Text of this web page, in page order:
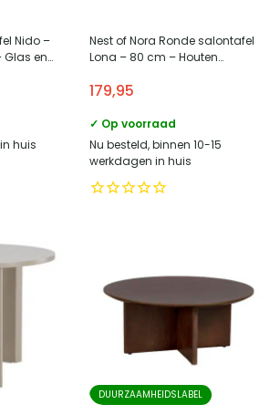
Nido –
Glas en
huis
Nest of Nora Ronde salontafel
Lona – 80 cm – Houten
Olijfgroen
179,95
✓ Op voorraad
Nu besteld, binnen 10-15
werkdagen in huis
DUURZAAMHEIDSLABEL